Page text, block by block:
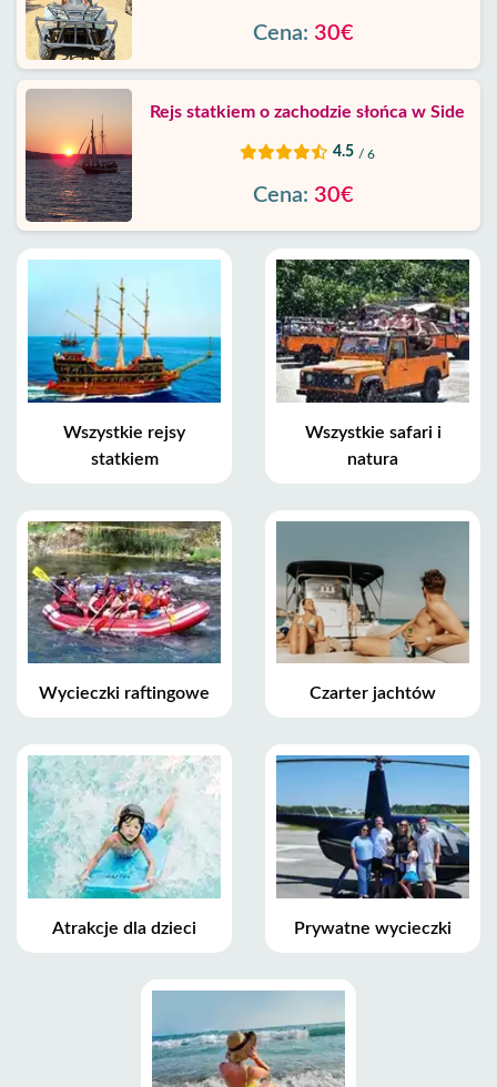
Cena: 30€
Rejs statkiem o zachodzie słońca w Side
4.5 / 6
Cena: 30€
Wszystkie rejsy
statkiem
Wszystkie safari i
natura
Wycieczki raftingowe Czarter jachtów
Atrakcje dla dzieci Prywatne wycieczki